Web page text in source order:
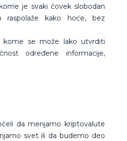
je svaki čovek slobodan
raspolaže kako hoće, bez
se može lako utvrditi
određene informacije,
da menjamo kriptovalute
svet ili da budemo deo